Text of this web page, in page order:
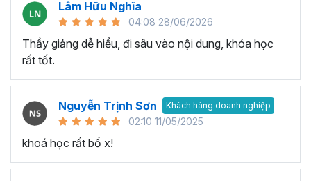
Execel giúp gia tăng hiệu suất làm việc hiệu quả
Đưa ra quyết định thông minh:
giúp bạn có cái nhìn rõ ràng về tình hình và xu hướng. Nhờ
Lâm Hữu Nghĩa
04:08 28/06/2026
Thầy giảng dễ hiểu, đi sâu vào nội dung, khóa học
rất tốt.
Nguyễn Trịnh Sơn Khách hàng doanh nghiệp
02:10 11/05/2025
khoá học rất bổ x!